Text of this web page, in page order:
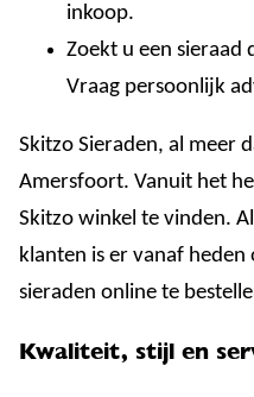
inkoop.
Zoekt u een sieraad
Vraag persoonlijk
Skitzo Sieraden, al meer
Amersfoort. Vanuit het
Skitzo winkel te vinden.
klanten is er vanaf
sieraden online te
Kwaliteit, stijl en